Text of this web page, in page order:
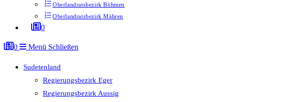
Oberlandratsbezirk Böhmen
Oberlandratsbezirk Mähren
0
0 Menü Schließen
Sudetenland
Regierungsbezirk Eger
Regierungsbezirk Aussig